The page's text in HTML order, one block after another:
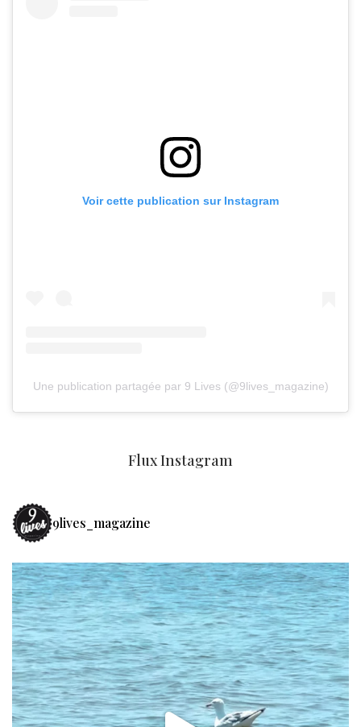
Voir cette publication sur Instagram
Une publication partagée par 9 Lives (@9lives_magazine)
Flux Instagram
9lives_magazine